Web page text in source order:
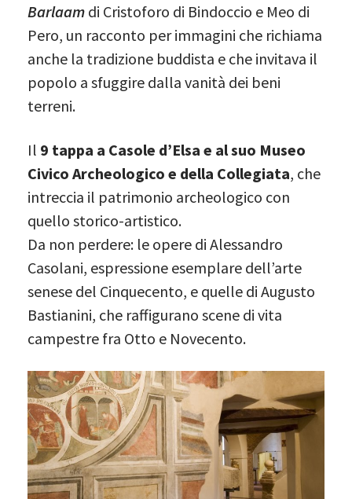
Barlaam di Cristoforo di Bindoccio e Meo di
Pero, un racconto per immagini che richiama
anche la tradizione buddista e che invitava il
popolo a sfuggire dalla vanità dei beni
terreni.
Il 9 tappa a Casole d’Elsa e al suo Museo
Civico Archeologico e della Collegiata, che
intreccia il patrimonio archeologico con
quello storico-artistico.
Da non perdere: le opere di Alessandro
Casolani, espressione esemplare dell’arte
senese del Cinquecento, e quelle di Augusto
Bastianini, che raffigurano scene di vita
campestre fra Otto e Novecento.